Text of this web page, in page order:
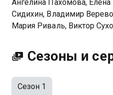
Ангелина Пахомова,
Сидихин, Владимир
Мария Риваль, Виктор
Сезоны и
Сезон 1